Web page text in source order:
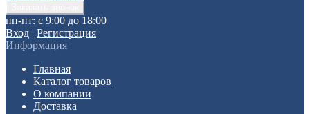
пн-пт: с 9:00 до 18:00
Вход | Регистрация
Информация
Главная
Каталог товаров
О компании
Доставка